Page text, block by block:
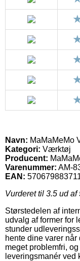
Navn: MaMaMeMo
Kategori: Værktøj
Producent:
Varenummer: AM-
EAN:
Vurderet til 3.5 ud af
Størstedelen af
udvalg af former for
stunder
hente dine varer
meget problemfri,
leveringsmanér ved